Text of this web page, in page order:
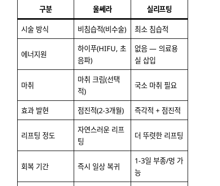
구분 울쎄라 실리프팅
시술 방식 비침습적(비수술) 최소 침습적
에너지원
하이푸(HIFU, 초
음파)
없음 — 의료용
실 삽입
마취
마취 크림(선택
적)
국소 마취 필요
효과 발현 점진적(2-3개월) 즉각적 + 점진적
리프팅 정도
자연스러운 리프
팅
더 뚜렷한 리프팅
회복 기간 즉시 일상 복귀
1-3일 부종/멍 가
능